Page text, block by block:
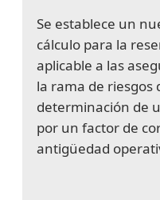
Se establece un
cálculo para la
aplicable a las
la rama de riesgos
determinación de
por un factor de
antigüedad